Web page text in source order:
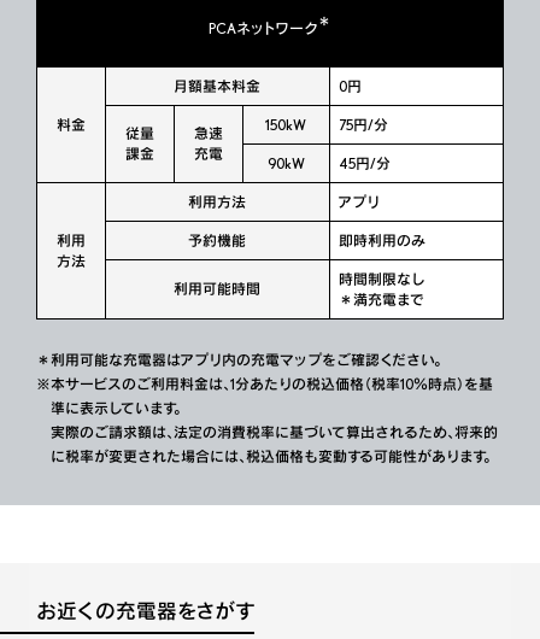
PCAネットワーク＊
料金
月額基本料金 0円
従量
課金
急速
充電
150kW 75円/分
90kW 45円/分
利用
方法
利用方法 アプリ
予約機能 即時利用のみ
利用可能時間
時間制限なし
＊満充電まで
＊利用可能な充電器はアプリ内の充電マップをご確認ください。
※本サービスのご利用料金は、1分あたりの税込価格（税率10％時点）を基
準に表示しています。
実際のご請求額は、法定の消費税率に基づいて算出されるため、将来的
に税率が変更された場合には、税込価格も変動する可能性があります。
お近くの充電器をさがす